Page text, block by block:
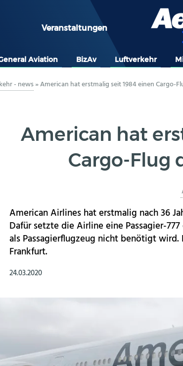
Veranstaltungen
Aviation BizAv Luftverkehr
- news»American hat erstmalig seit 1984 einen Cargo-
American hat
Cargo-Flug
American Airlines hat erstmalig nach 36
Dafür setzte die Airline eine Passagier-
als Passagierflugzeug nicht benötigt
Frankfurt.
24.03.2020